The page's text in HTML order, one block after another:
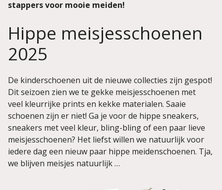
stappers voor mooie meiden!
Hippe meisjesschoenen
2025
De kinderschoenen uit de nieuwe collecties zijn gespot!
Dit seizoen zien we te gekke meisjesschoenen met
veel kleurrijke prints en kekke materialen. Saaie
schoenen zijn er niet! Ga je voor de hippe sneakers,
sneakers met veel kleur, bling-bling of een paar lieve
meisjesschoenen? Het liefst willen we natuurlijk voor
iedere dag een nieuw paar hippe meidenschoenen. Tja,
we blijven meisjes natuurlijk …